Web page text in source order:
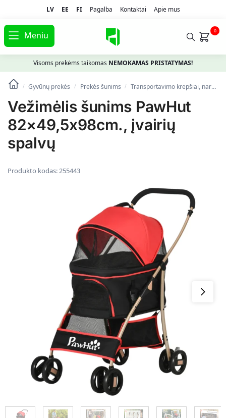
LV EE FI Pagalba Kontaktai Apie mus
Meniu 0
Visoms prekėms taikomas NEMOKAMAS PRISTATYMAS!
/ Gyvūnų prekės / Prekės šunims / Transportavimo krepšiai, narvai
Vežimėlis šunims PawHut
82×49,5x98cm., įvairių
spalvų
Produkto kodas:255443